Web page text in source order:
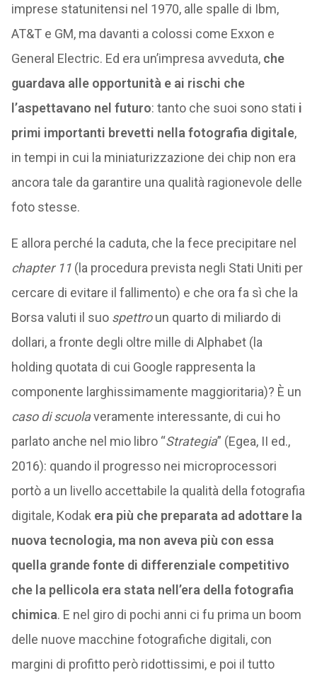
imprese statunitensi nel 1970, alle spalle di Ibm,
AT&T e GM, ma davanti a colossi come Exxon e
General Electric. Ed era un’impresa avveduta, che
guardava alle opportunità e ai rischi che
l’aspettavano nel futuro: tanto che suoi sono stati i
primi importanti brevetti nella fotografia digitale,
in tempi in cui la miniaturizzazione dei chip non era
ancora tale da garantire una qualità ragionevole delle
foto stesse.
E allora perché la caduta, che la fece precipitare nel
chapter 11(la procedura prevista negli Stati Uniti per
cercare di evitare il fallimento) e che ora fa sì che la
Borsa valuti il suo spettroun quarto di miliardo di
dollari, a fronte degli oltre mille di Alphabet (la
holding quotata di cui Google rappresenta la
componente larghissimamente maggioritaria)? È un
caso di scuolaveramente interessante, di cui ho
parlato anche nel mio libro “Strategia” (Egea, II ed.,
2016): quando il progresso nei microprocessori
portò a un livello accettabile la qualità della fotografia
digitale, Kodak era più che preparata ad adottare la
nuova tecnologia, ma non aveva più con essa
quella grande fonte di differenziale competitivo
che la pellicola era stata nell’era della fotografia
chimica. E nel giro di pochi anni ci fu prima un boom
delle nuove macchine fotografiche digitali, con
margini di profitto però ridottissimi, e poi il tutto